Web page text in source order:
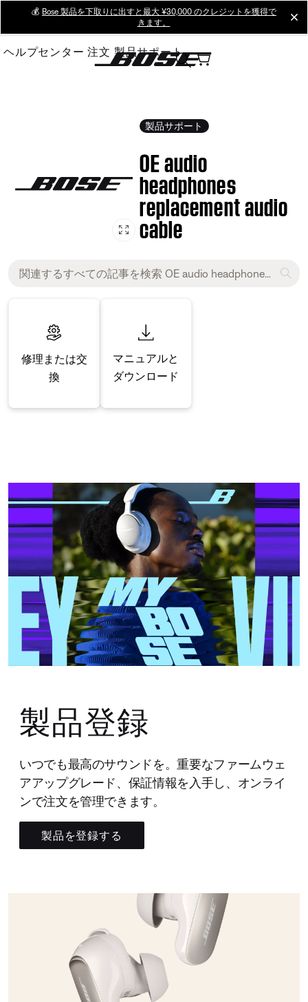
Main
💰 Bose 製品を下取りに出すと最大 ¥30,000 のクレジットを獲得で
きます。
ヘルプセンター 注文 製品サポート
製品サポート
OE audio
headphones
replacement audio
cable
修理または交
換
マニュアルと
ダウンロード
製品登録
いつでも最高のサウンドを。重要なファームウェ
アアップグレード、保証情報を入手し、オンライ
ンで注文を管理できます。
製品を登録する